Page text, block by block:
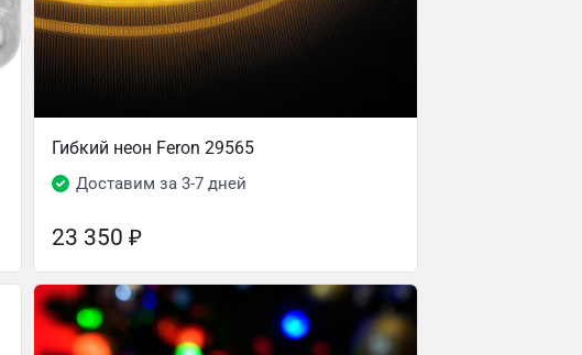
Гибкий неон Feron 29565
Доставим за 3-7 дней
23 350 ₽